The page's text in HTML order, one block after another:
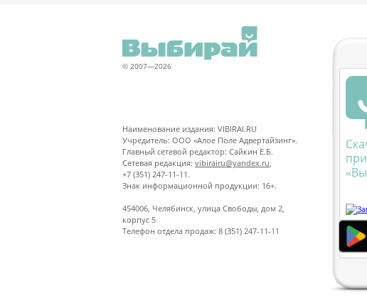
© 2007—2026
Наименование издания: VIBIRAI.RU
Учредитель: ООО «Алое Поле Адвертайзинг».
Главный сетевой редактор: Сайкин Е.Б.
Сетевая редакция: vibirairu@yandex.ru
+7 (351) 247-11-11.
Знак информационной продукции: 16+.
454006, Челябинск, улица Свободы, дом 2,
корпус 5
Телефон отдела продаж: 8 (351) 247-11-11